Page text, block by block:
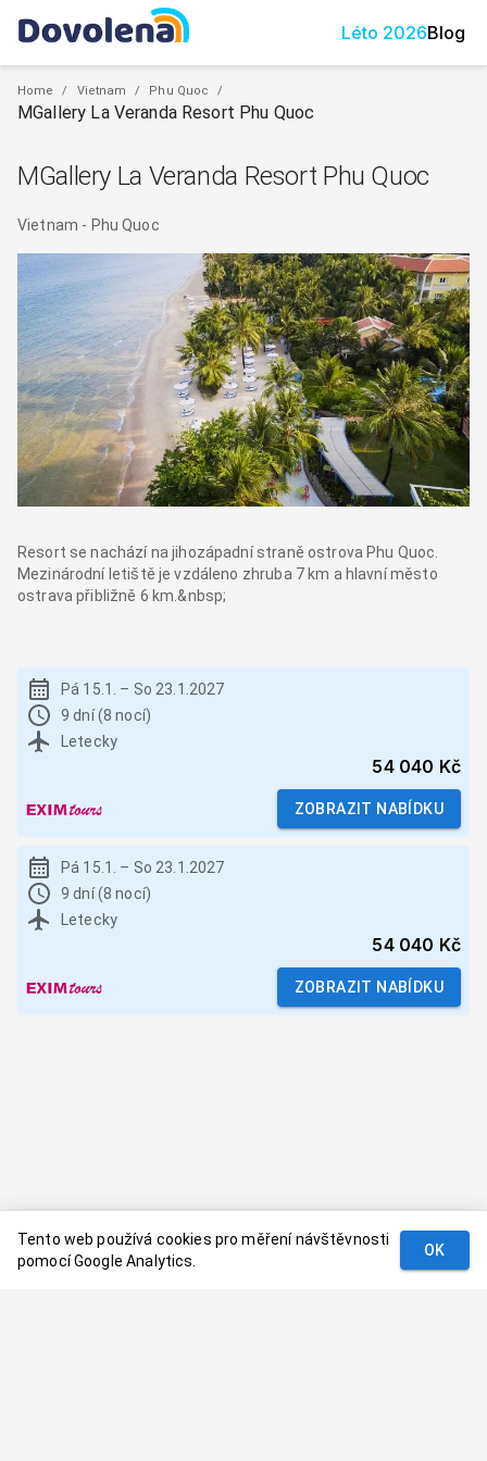
Léto 2026Blog
Home / Vietnam / Phu Quoc /
MGallery La Veranda Resort Phu Quoc
MGallery La Veranda Resort Phu Quoc
Vietnam - Phu Quoc
Resort se nachází na jihozápadní straně ostrova Phu Quoc.
Mezinárodní letiště je vzdáleno zhruba 7 km a hlavní město
ostrava přibližně 6 km.&nbsp;
Pá 15.1. – So 23.1.2027
9 dní (8 nocí)
Letecky
54 040 Kč
ZOBRAZIT NABÍDKU
Pá 15.1. – So 23.1.2027
9 dní (8 nocí)
Letecky
54 040 Kč
ZOBRAZIT NABÍDKU
Tento web používá cookies pro měření návštěvnosti
pomocí Google Analytics.
OK